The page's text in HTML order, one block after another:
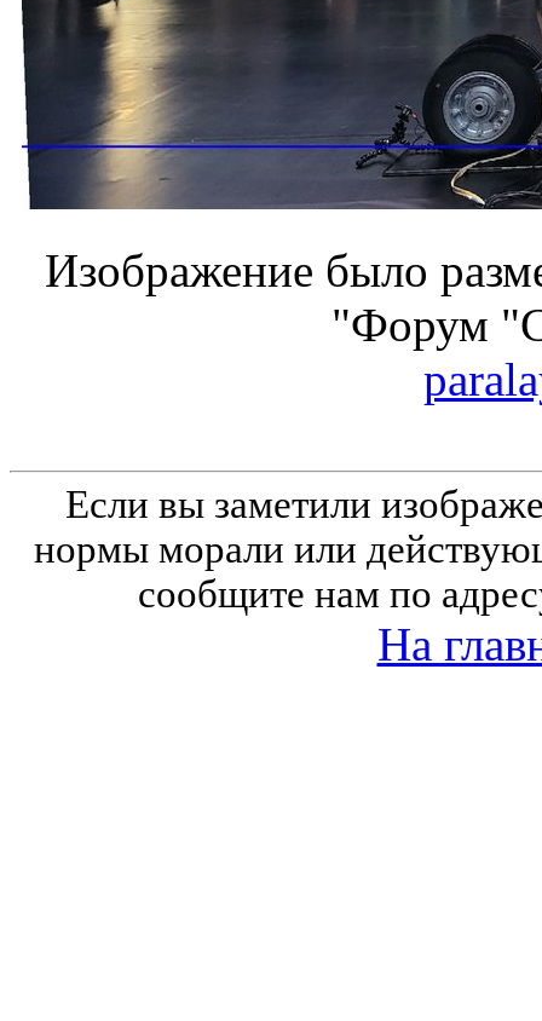
Изображение было
"Форум
Если вы заметили
нормы морали или
сообщите нам по
На